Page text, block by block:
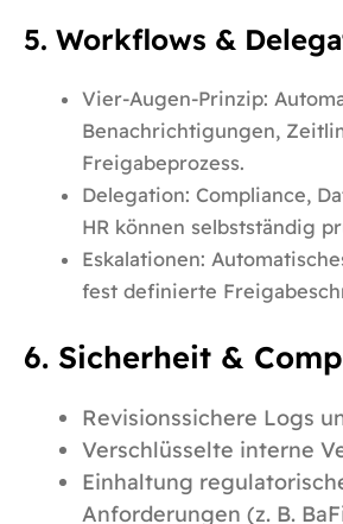
5. Workflows &
Vier-Augen-Prinzip:
Benachrichtigungen,
Freigabeprozess.
Delegation: Compliance,
HR können selbstständig
Eskalationen:
fest definierte
6. Sicherheit &
Revisionssichere Logs
Verschlüsselte interne
Einhaltung
Anforderungen (z. B.